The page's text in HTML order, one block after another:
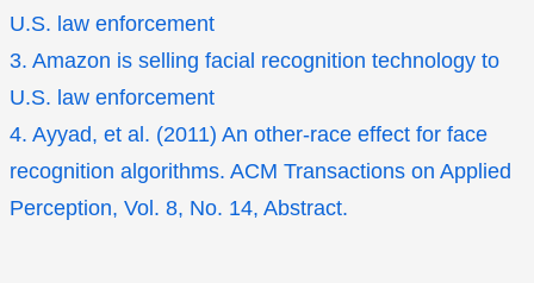
U.S. law enforcement
3. Amazon is selling facial recognition technology to
U.S. law enforcement
4. Ayyad, et al. (2011) An other-race effect for face
recognition algorithms. ACM Transactions on Applied
Perception, Vol. 8, No. 14, Abstract.